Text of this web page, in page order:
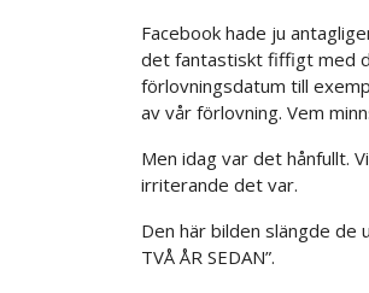
Facebook hade ju
det fantastiskt fiffigt med
förlovningsdatum till
av vår förlovning. Vem
Men idag var det hånfullt.
irriterande det var.
Den här bilden slängde de
TVÅ ÅR SEDAN”.